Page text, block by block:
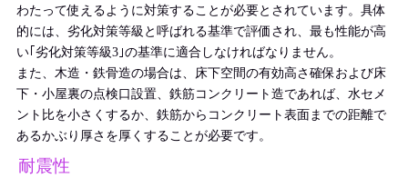
わたって使えるように対策することが必要とされています。具体
的には、劣化対策等級と呼ばれる基準で評価され、最も性能が高
い｢劣化対策等級3｣の基準に適合しなければなりません。
また、木造・鉄骨造の場合は、床下空間の有効高さ確保および床
下・小屋裏の点検口設置、鉄筋コンクリート造であれば、水セメ
ント比を小さくするか、鉄筋からコンクリート表面までの距離で
あるかぶり厚さを厚くすることが必要です。
耐震性